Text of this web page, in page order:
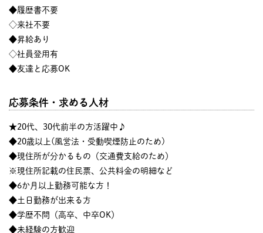
◆履歴書不要
◇来社不要
◆昇給あり
◇社員登用有
◆友達と応募OK
応募条件・求める人材
★20代、30代前半の方活躍中♪
◆20歳以上(風営法・受動喫煙防止のため)
◆現住所が分かるもの（交通費支給のため）
※現住所記載の住民票、公共料金の明細など
◆6か月以上勤務可能な方！
◆土日勤務が出来る方
◆学歴不問（高卒、中卒OK）
◆未経験の方歓迎